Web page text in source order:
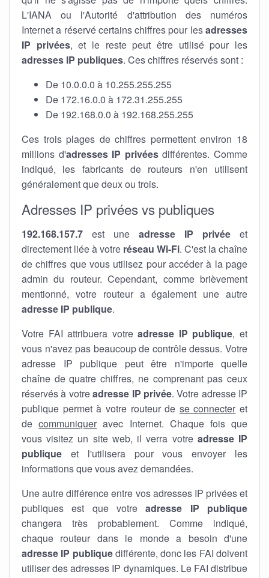
L'IANA ou l'Autorité d'attribution des numéros
Internet a réservé certains chiffres pour lesadresses
IP privées, et le reste peut être utilisé pour les
adresses IP publiques. Ces chiffres réservés sont :
De 10.0.0.0 à 10.255.255.255
De 172.16.0.0 à 172.31.255.255
De 192.168.0.0 à 192.168.255.255
Ces trois plages de chiffres permettent environ 18
millions d'adresses IP privéesdifférentes. Comme
indiqué, les fabricants de routeurs n'en utilisent
généralement que deux ou trois.
Adresses IP privées vs publiques
192.168.157.7 est une adresse IP privée et
directement liée à votre réseau Wi-Fi. C'est la chaîne
de chiffres que vous utilisez pour accéder à la page
admin du routeur. Cependant, comme brièvement
mentionné, votre routeur a également une autre
adresse IP publique.
Votre FAI attribuera votreadresse IP publique, et
vous n'avez pas beaucoup de contrôle dessus. Votre
adresse IP publique peut être n'importe quelle
chaîne de quatre chiffres, ne comprenant pas ceux
réservés à votreadresse IP privée. Votre adresse IP
publique permet à votre routeur de se connecter et
decommuniquer avec Internet. Chaque fois que
vous visitez un site web, il verra votre adresse IP
publique et l'utilisera pour vous envoyer les
informations que vous avez demandées.
Une autre différence entre vos adresses IP privées et
publiques est que votreadresse IP publique
changera très probablement. Comme indiqué,
chaque routeur dans le monde a besoin d'une
adresse IP publiquedifférente, donc les FAI doivent
utiliser des adresses IP dynamiques. Le FAI distribue